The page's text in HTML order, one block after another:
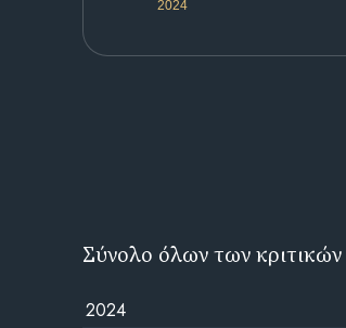
2024
Σύνολο όλων των κριτικών
2024